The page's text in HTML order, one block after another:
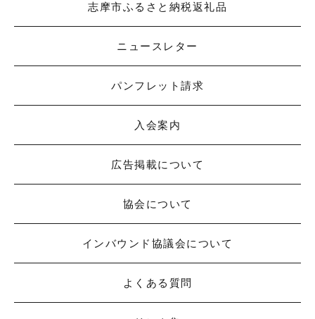
志摩市ふるさと納税返礼品
ニュースレター
パンフレット請求
入会案内
広告掲載について
協会について
インバウンド協議会について
よくある質問